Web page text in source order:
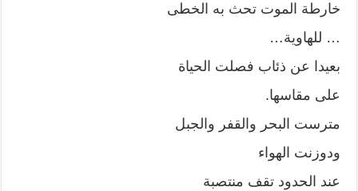
خارطة الموت تحث به الخطى
… للهاوية…
بعيدا عن ذئاب فصلت الحياة
على مقاسها.
مترست البحر والقفر والجبل
ودوزنت الهواء
عند الحدود تقف منتصبة